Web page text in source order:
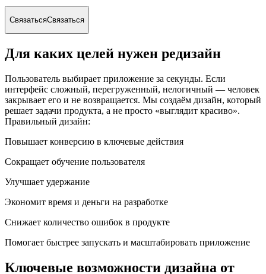
СвязатьсяСвязаться
Для каких целей нужен редизайн
Пользователь выбирает приложение за секунды. Если
интерфейс сложный, перегруженный, нелогичный — человек
закрывает его и не возвращается. Мы создаём дизайн, который
решает задачи продукта, а не просто «выглядит красиво».
Правильный дизайн:
Повышает конверсию в ключевые действия
Сокращает обучение пользователя
Улучшает удержание
Экономит время и деньги на разработке
Снижает количество ошибок в продукте
Помогает быстрее запускать и масштабировать приложение
Ключевые возможности дизайна от